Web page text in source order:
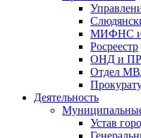
МИФНС
Росреестр
ОНД и ПР
Отдел
Деятельность
Устав